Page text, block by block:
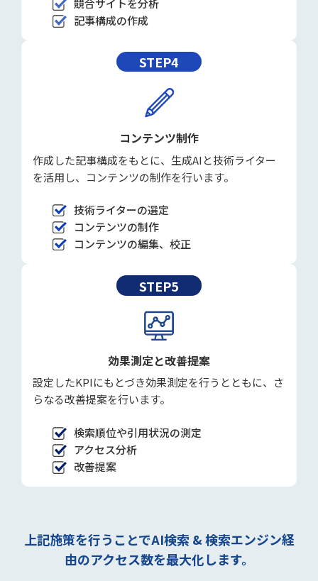
記事構成の作成
STEP4
コンテンツ制作
作成した記事構成をもとに、生成AIと技術ライター
を活用し、コンテンツの制作を行います。
技術ライターの選定
コンテンツの制作
コンテンツの編集、校正
STEP5
効果測定と改善提案
設定したKPIにもとづき効果測定を行うとともに、さ
らなる改善提案を行います。
検索順位や引用状況の測定
アクセス分析
改善提案
上記施策を行うことでAI検索 & 検索エンジン経
由のアクセス数を最大化します。